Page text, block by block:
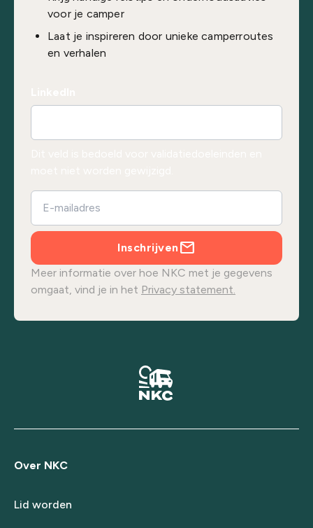
voor je camper
Laat je inspireren door unieke camperroutes
en verhalen
Inschrijven
Meer informatie over hoe NKC met je gegevens
omgaat, vind je in het Privacy statement.
Over NKC
Lid worden